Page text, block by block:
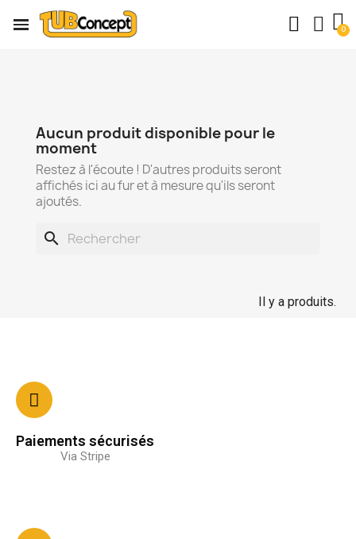
Aucun produit disponible pour le
moment
Restez à l'écoute ! D'autres produits seront
affichés ici au fur et à mesure qu'ils seront
ajoutés.
search
Il y a produits.
Paiements sécurisés
Via Stripe